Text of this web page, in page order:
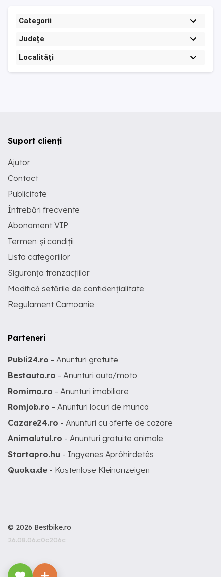
Categorii
Județe
Localități
Suport clienți
Ajutor
Contact
Publicitate
Întrebări frecvente
Abonament VIP
Termeni și condiții
Lista categoriilor
Siguranța tranzacțiilor
Modifică setările de confidențialitate
Regulament Campanie
Parteneri
Publi24.ro - Anunturi gratuite
Bestauto.ro - Anunturi auto/moto
Romimo.ro - Anunturi imobiliare
Romjob.ro - Anunturi locuri de munca
Cazare24.ro - Anunturi cu oferte de cazare
Animalutul.ro - Anunturi gratuite animale
Startapro.hu - Ingyenes Apróhirdetés
Quoka.de - Kostenlose Kleinanzeigen
© 2026 Bestbike.ro
26.08.06.c0c206c